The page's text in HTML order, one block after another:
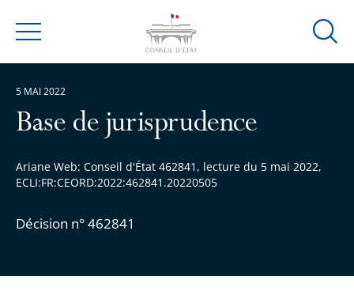
Menu
Ouvrir
Base de jurisprudence
Ariane Web: Conseil d'État 462841, lecture du 5 mai 2022,
ECLI:FR:CEORD:2022:462841.20220505
Décision n° 462841
5 MAI 2022